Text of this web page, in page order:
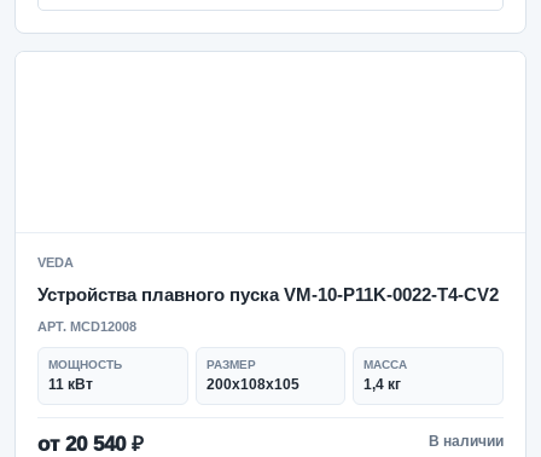
VEDA
Устройства плавного пуска VM-10-P11K-0022-T4-CV2
АРТ. MCD12008
МОЩНОСТЬ
11 кВт
РАЗМЕР
200х108х105
МАССА
1,4 кг
от 20 540 ₽ В наличии